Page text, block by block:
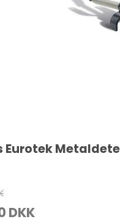
Eurotek
DKK